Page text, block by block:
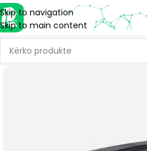
Skip to navigation
Skip to main content